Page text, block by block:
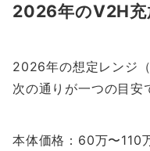
2026年のV2H充
2026年の想定レンジ
次の通りが一つの目安
本体価格：60万〜110